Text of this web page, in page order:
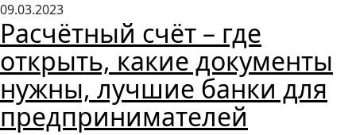
09.03.2023
Расчётный счёт – где
открыть, какие документы
нужны, лучшие банки для
предпринимателей